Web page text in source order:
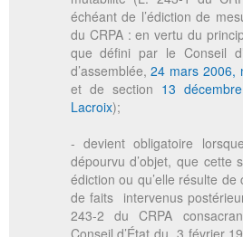
échéant de l’édiction de
du CRPA : en vertu du
que défini par le Conseil
d’assemblée, 24 mars 2006,
et de section 13
Lacroix);
- devient obligatoire
dépourvu d’objet, que cette
édiction ou qu’elle résulte
de faits intervenus
243-2 du CRPA